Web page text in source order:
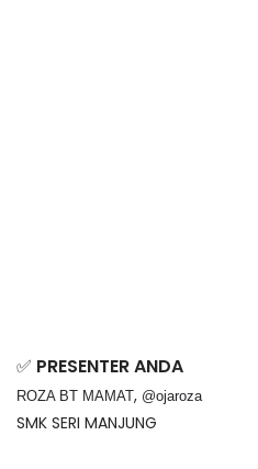
✅ PRESENTER ANDA
ROZA BT MAMAT, @ojaroza
SMK SERI MANJUNG